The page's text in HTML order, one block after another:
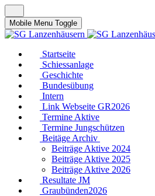
Mobile Menu Toggle
Startseite
Schiessanlage
Geschichte
Bundesübung
Intern
Link Webseite GR2026
Termine Aktive
Termine Jungschützen
Beitäge Archiv
Beiträge Aktive 2024
Beiträge Aktive 2025
Beiträge Aktive 2026
Resultate JM
Graubünden2026